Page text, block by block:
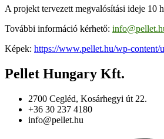
A projekt tervezett megvalósítási ideje 10
További információ kérhető:
Képek: https://www.pellet.hu/wp-content/
Pellet Hungary Kft.
2700 Cegléd, Kosárhegyi út 22.
+36 30 237 4180
info@pellet.hu